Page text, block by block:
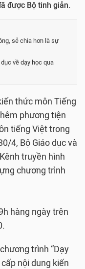
được Bộ tinh giản.
sẻ chia hơn là sự
về dạy học qua
thức môn Tiếng
phương tiện
tiếng Việt trong
4, Bộ Giáo dục và
truyền hình
chương trình
hàng ngày trên
trình “Dạy
nội dung kiến